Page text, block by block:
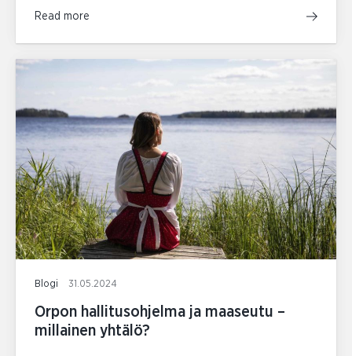
Read more
Blogi 31.05.2024
Orpon hallitusohjelma ja maaseutu –
millainen yhtälö?